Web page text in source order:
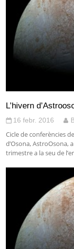
L’hivern
16 febr. 2016
Cicle de conferències
d’Osona, AstroOsona,
trimestre a la seu de